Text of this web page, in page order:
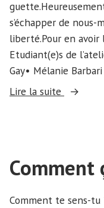
s’échapper de
liberté.Pour en
Etudiant(e)s de
Gay• Mélanie
Lire la suite
« Cellule
Comment
Comment te sens-